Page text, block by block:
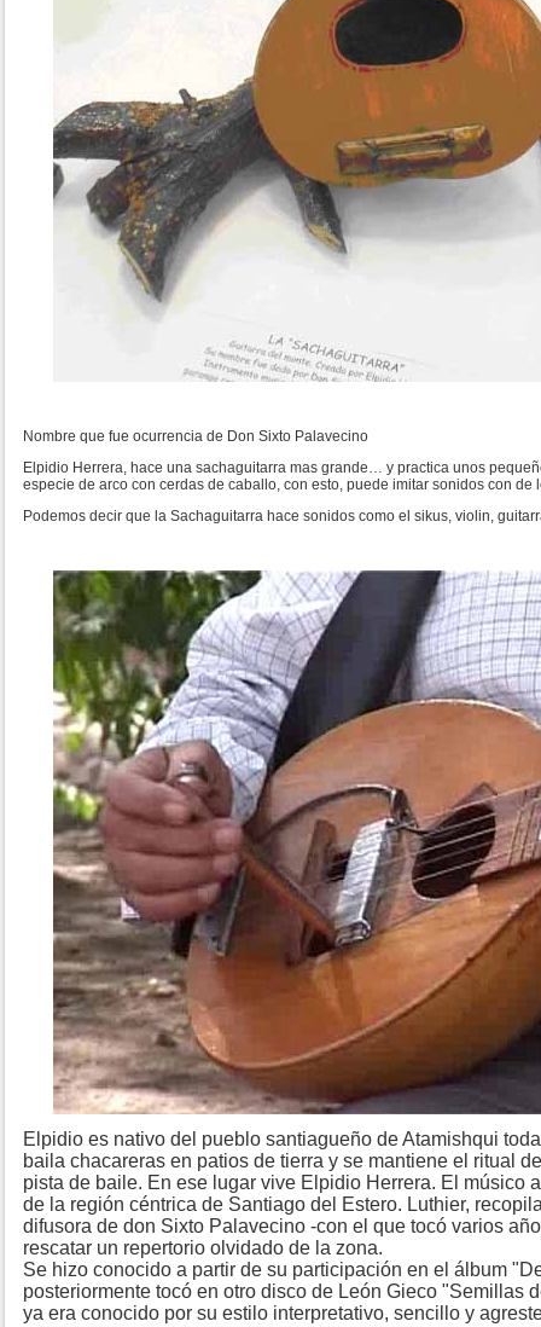
Nombre que fue ocurrencia de Don Sixto Palavecino
Elpidio Herrera, hace una sachaguitarra mas grande… y practica unos
especie de arco con cerdas de caballo, con esto, puede imitar sonidos con de
Podemos decir que la Sachaguitarra hace sonidos como el sikus, violin,
Elpidio es nativo del pueblo santiagueño de Atamishqui
baila chacareras en patios de tierra y se mantiene el ritual
pista de baile. En ese lugar vive Elpidio Herrera. El músico
de la región céntrica de Santiago del Estero. Luthier,
difusora de don Sixto Palavecino -con el que tocó varios
rescatar un repertorio olvidado de la zona.
Se hizo conocido a partir de su participación en el álbum
posteriormente tocó en otro disco de León Gieco "Semillas
ya era conocido por su estilo interpretativo, sencillo y